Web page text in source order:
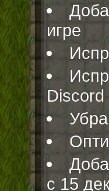
игре
Discord
с 15